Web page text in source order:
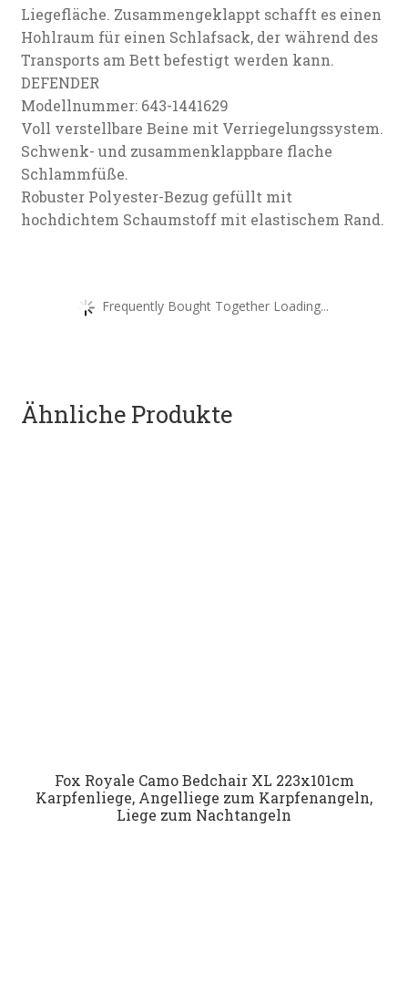
Liegefläche. Zusammengeklappt schafft es einen
Hohlraum für einen Schlafsack, der während des
Transports am Bett befestigt werden kann.
DEFENDER
Modellnummer: 643-1441629
Voll verstellbare Beine mit Verriegelungssystem.
Schwenk- und zusammenklappbare flache
Schlammfüße.
Robuster Polyester-Bezug gefüllt mit
hochdichtem Schaumstoff mit elastischem Rand.
Frequently Bought Together Loading...
Ähnliche Produkte
Fox Royale Camo Bedchair XL 223x101cm
Karpfenliege, Angelliege zum Karpfenangeln,
Liege zum Nachtangeln